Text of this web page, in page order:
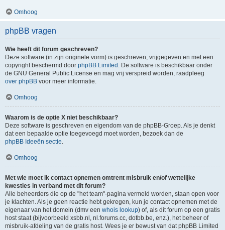
Omhoog
phpBB vragen
Wie heeft dit forum geschreven?
Deze software (in zijn originele vorm) is geschreven, vrijgegeven en met een
copyright beschermd door phpBB Limited . De software is beschikbaar onder
de GNU General Public License en mag vrij verspreid worden, raadpleeg
over phpBB voor meer informatie.
Omhoog
Waarom is de optie X niet beschikbaar?
Deze software is geschreven en eigendom van de phpBB-Groep. Als je denkt
dat een bepaalde optie toegevoegd moet worden, bezoek dan de
phpBB Ideeën sectie.
Omhoog
Met wie moet ik contact opnemen omtrent misbruik en/of wettelijke
kwesties in verband met dit forum?
Alle beheerders die op de "het team"-pagina vermeld worden, staan open voor
je klachten. Als je geen reactie hebt gekregen, kun je contact opnemen met de
eigenaar van het domein (dmv een whois lookup) of, als dit forum op een gratis
host staat (bijvoorbeeld xsbb.nl, nl.forums.cc, dotbb.be, enz.), het beheer of
misbruik-afdeling van de gratis host. Wees je er bewust van dat phpBB Limited